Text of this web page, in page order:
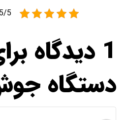
5/5 - (3 امتیاز)
1 دیدگاه برای
دستگاه